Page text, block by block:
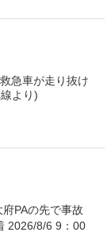
急車が走り抜け
より)
PAの先で事故
8/6 9：00